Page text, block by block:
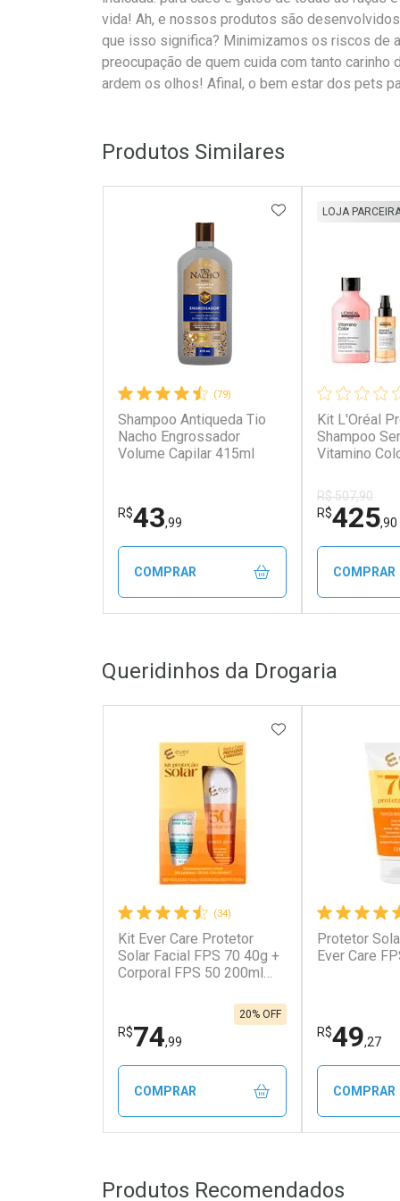
vida! Ah, e nossos produtos são
que isso significa? Minimizamos os riscos de
preocupação de quem cuida com tanto
ardem os olhos! Afinal, o bem estar dos pets
Produtos Similares
(79)
Shampoo Antiqueda Tio
Nacho Engrossador
Volume Capilar 415ml
R$43,99
ADICIONAR AOS
COMPRAR
Laboratório
Ativar Desconto
Por R$ 43,99/cada
Por Menos
Por R$ 43,99/cada
Kit L'Oréal
Shampoo
Vitamino
Cor 250g +
Absolut
LOJA
R$ 507,90
R$425,90
COMPRAR
Ativar
Por R$
Por
Por R$
Queridinhos da Drogaria
(34)
Kit Ever Care Protetor
Solar Facial FPS 70 40g +
Corporal FPS 50 200ml
R$74,99
20% OFF
ADICIONAR AOS
COMPRAR
Protetor
Ever Care
R$49,27
COMPRAR
Produtos Recomendados